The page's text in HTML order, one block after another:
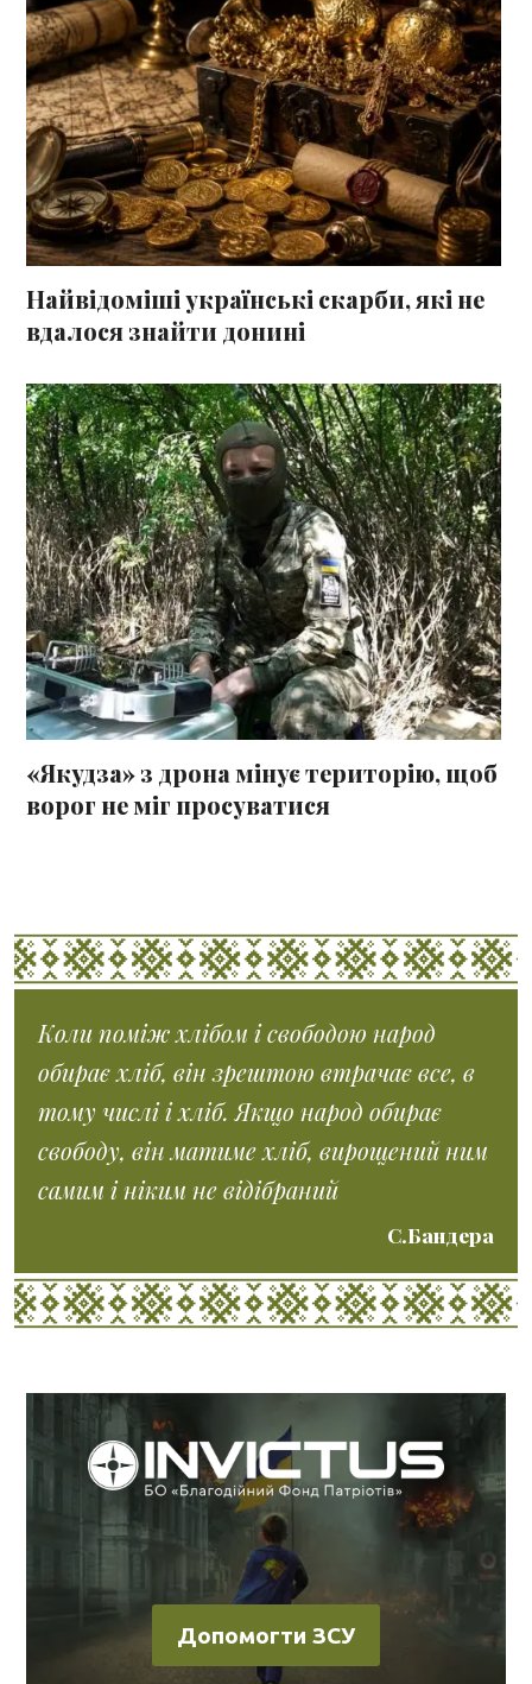
Найвідоміші українські скарби, які не
вдалося знайти донині
«Якудза» з дрона мінує територію, щоб
ворог не міг просуватися
Коли поміж хлібом і свободою народ
обирає хліб, він зрештою втрачає все, в
тому числі і хліб. Якщо народ обирає
свободу, він матиме хліб, вирощений ним
самим і ніким не відібраний
С.Бандера
Допомогти ЗСУ